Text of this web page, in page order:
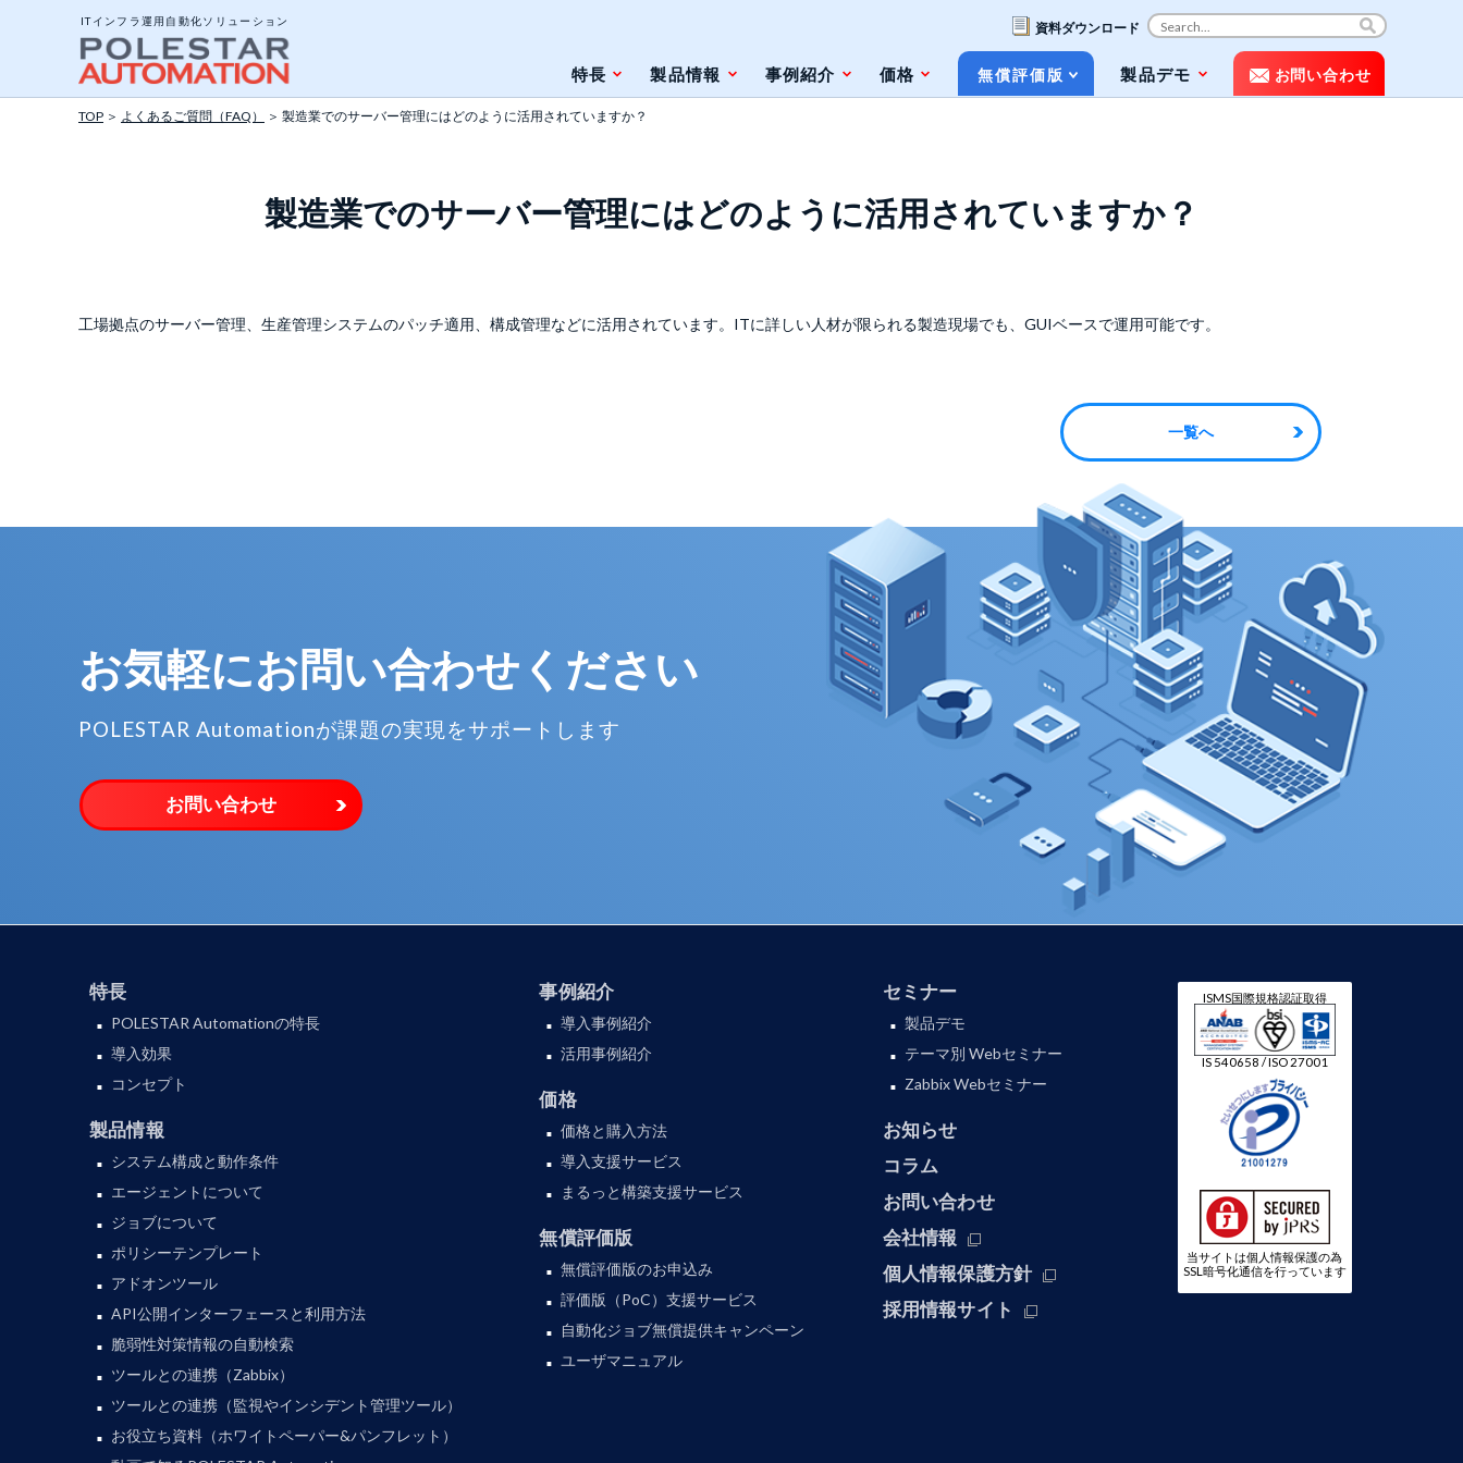
ITインフラ運用自動化ソリューション 資料ダウンロード
コ
特長 製品情報
エージェントとエージェントレス
ポリシーテンプレート
ツールとの連携（Zabbix）
フレット）
事例紹介 価格 無償評価版 製品デモ お問い合わせ
TOP ＞ よくあるご質問（FAQ） ＞ 製造業でのサーバー管理にはどのように活用されていますか？
製造業でのサーバー管理にはどのように活用されていますか？
工場拠点のサーバー管理、生産管理システムのパッチ適用、構成管理などに活用されています。ITに詳しい人材が限られる製造現場でも、GUIベースで運用可能です。
一覧へ
お気軽にお問い合わせください
POLESTAR Automationが課題の実現をサポートします
お問い合わせ
特長
POLESTAR Automationの特長
導入効果
コンセプト
製品情報
システム構成と動作条件
エージェントについて
ジョブについて
ポリシーテンプレート
アドオンツール
API公開インターフェースと利用方法
脆弱性対策情報の自動検索
ツールとの連携（Zabbix）
ツールとの連携（監視やインシデント管理ツール）
お役立ち資料（ホワイトペーパー&パンフレット）
事例紹介
導入事例紹介
活用事例紹介
価格
価格と購入方法
導入支援サービス
まるっと構築支援サービス
無償評価版
無償評価版のお申込み
評価版（PoC）支援サービス
自動化ジョブ無償提供キャンペーン
ユーザマニュアル
セミナー
製品デモ
テーマ別 Webセミナー
Zabbix Webセミナー
お知らせ
コラム
お問い合わせ
会社情報
個人情報保護方針
採用情報サイト
ISMS国際規格認証取得
IS 540658 / ISO 27001
当サイトは個人情報保護の為
SSL暗号化通信を行っています